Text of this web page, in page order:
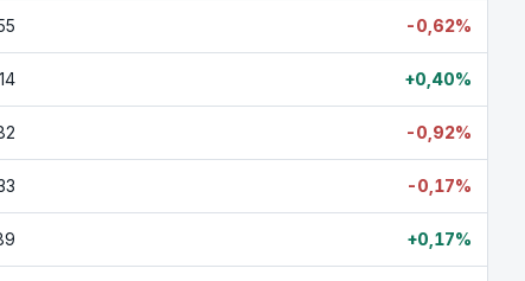
-0,62%
+0,40%
-0,92%
-0,17%
+0,17%